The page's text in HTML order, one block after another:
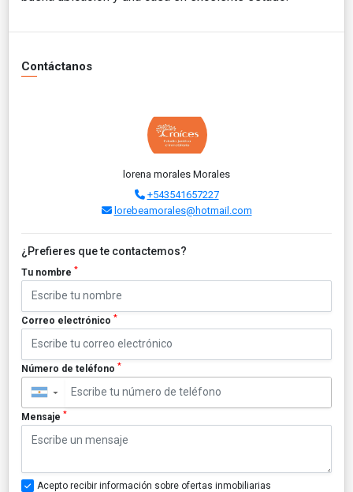
Contáctanos
lorena morales Morales
+543541657227
lorebeamorales@hotmail.com
¿Prefieres que te contactemos?
Tu nombre *
Correo electrónico *
Número de teléfono *
▼
Mensaje *
Acepto recibir información sobre ofertas inmobiliarias